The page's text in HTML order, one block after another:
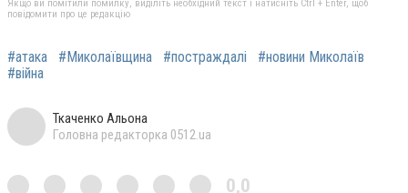
Якщо ви помітили помилку, виділіть необхідний текст і натисніть Ctrl + Enter, щоб
повідомити про це редакцію
#атака #Миколаївщина #постраждалі
#новини Миколаїв
#війна
Ткаченко Альона
Головна редакторка 0512.ua
0,0